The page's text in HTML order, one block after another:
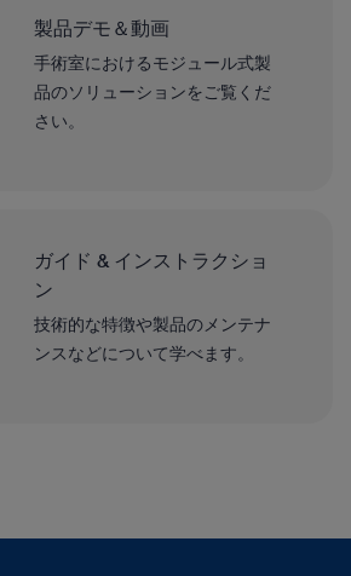
製品デモ＆動画
手術室におけるモジュール式製
品のソリューションをご覧くだ
さい。
ガイド & インストラクショ
ン
技術的な特徴や製品のメンテナ
ンスなどについて学べます。